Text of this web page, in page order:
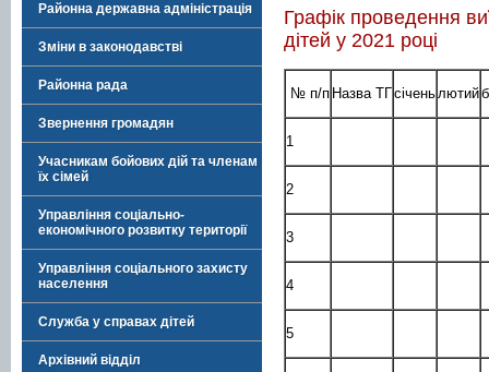
Районна державна адміністрація
Зміни в законодавстві
Районна рада
Звернення громадян
Учасникам бойових дій та членам
їх сімей
Управління соціально-
економічного розвитку території
Управління соціального захисту
населення
Служба у справах дітей
Архівний відділ
Графік проведення
дітей у 2021 році
№ п/п Назва ТГсіченьлютий
1
2
3
4
5